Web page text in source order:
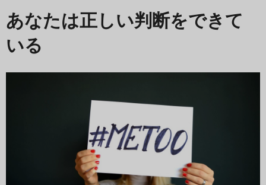
あなたは正しい判断をできて
いる